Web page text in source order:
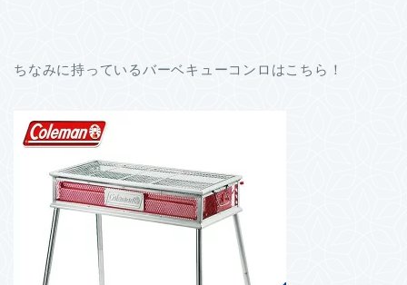
ちなみに持っているバーベキューコンロはこちら！